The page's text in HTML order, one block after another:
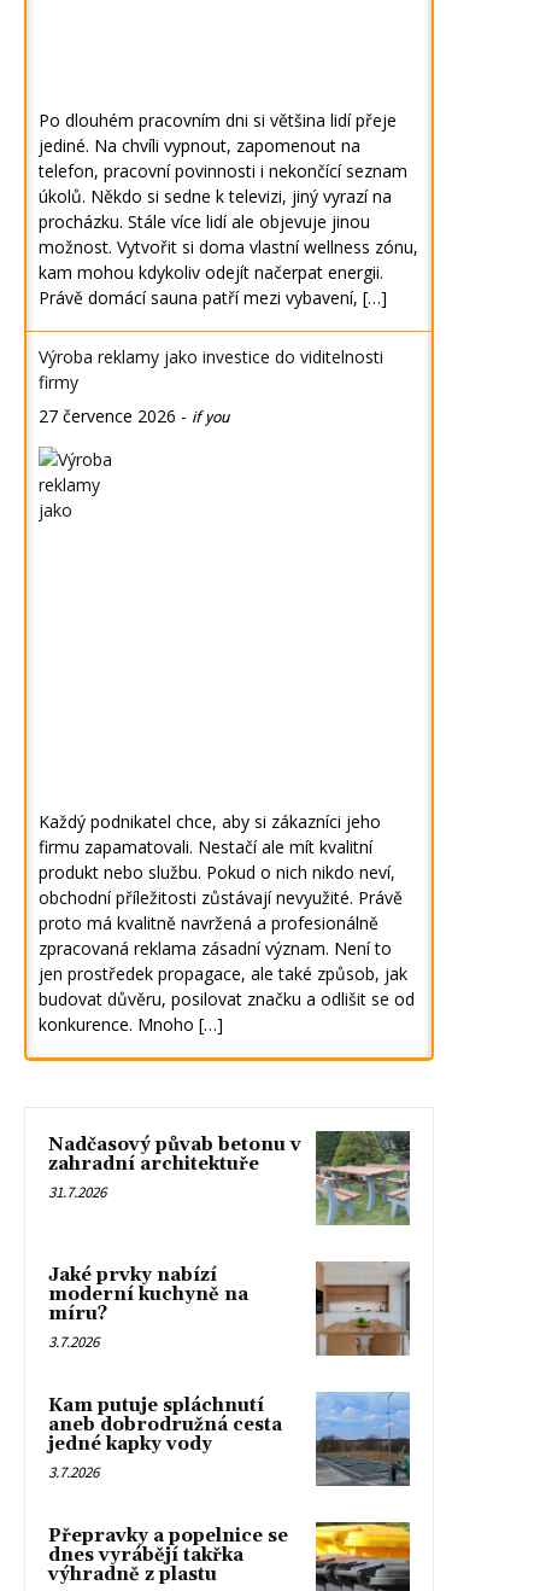
Po dlouhém pracovním dni si většina lidí přeje
jediné. Na chvíli vypnout, zapomenout na
telefon, pracovní povinnosti i nekončící seznam
úkolů. Někdo si sedne k televizi, jiný vyrazí na
procházku. Stále více lidí ale objevuje jinou
možnost. Vytvořit si doma vlastní wellness zónu,
kam mohou kdykoliv odejít načerpat energii.
Právě domácí sauna patří mezi vybavení, […]
Výroba reklamy jako investice do viditelnosti
firmy
27 července 2026 - if you
Každý podnikatel chce, aby si zákazníci jeho
firmu zapamatovali. Nestačí ale mít kvalitní
produkt nebo službu. Pokud o nich nikdo neví,
obchodní příležitosti zůstávají nevyužité. Právě
proto má kvalitně navržená a profesionálně
zpracovaná reklama zásadní význam. Není to
jen prostředek propagace, ale také způsob, jak
budovat důvěru, posilovat značku a odlišit se od
konkurence. Mnoho […]
Nadčasový půvab betonu v
zahradní architektuře
31.7.2026
Jaké prvky nabízí
moderní kuchyně na
míru?
3.7.2026
Kam putuje spláchnutí
aneb dobrodružná cesta
jedné kapky vody
3.7.2026
Přepravky a popelnice se
dnes vyrábějí takřka
výhradně z plastu